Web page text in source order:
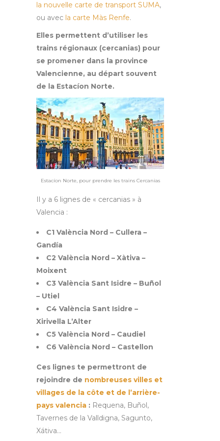
la nouvelle carte de transport SUMA,
ou avec la carte Màs Renfe.
Elles permettent d’utiliser les
trains régionaux (cercanias) pour
se promener dans la province
Valencienne, au départ souvent
de la Estacíon Norte.
Estacíon Norte, pour prendre les trains Cercanias
Il y a 6 lignes de « cercanias » à
Valencia :
C1 València Nord – Cullera –
Gandía
C2 València Nord – Xàtiva –
Moixent
C3 València Sant Isidre – Buñol
– Utiel
C4 València Sant Isidre –
Xirivella L’Alter
C5 València Nord – Caudiel
C6 València Nord – Castellon
Ces lignes te permettront de
rejoindre de nombreuses villes et
villages de la côte et de l’arrière-
pays valencia : Requena, Buñol,
Tavernes de la Valldigna, Sagunto,
Xátiva…